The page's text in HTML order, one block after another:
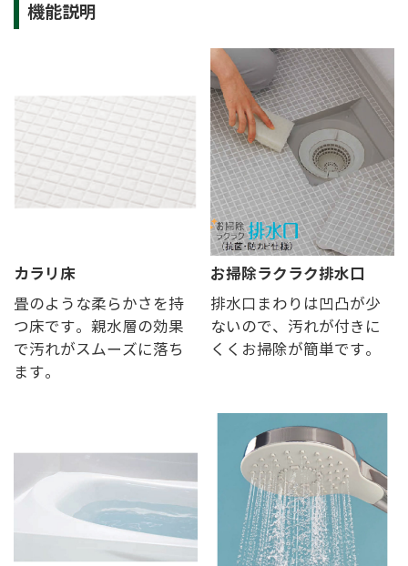
機能説明
カラリ床
畳のような柔らかさを持
つ床です。親水層の効果
で汚れがスムーズに落ち
ます。
お掃除ラクラク排水口
排水口まわりは凹凸が少
ないので、汚れが付きに
くくお掃除が簡単です。